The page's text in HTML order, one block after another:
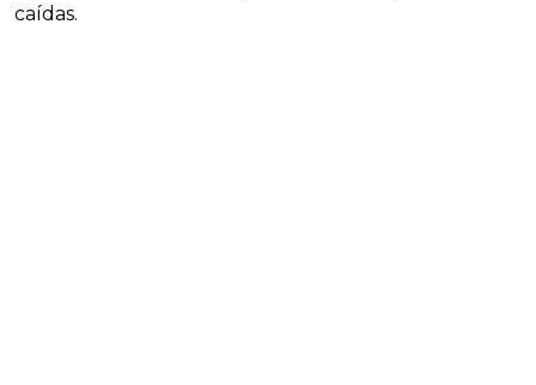
caídas.